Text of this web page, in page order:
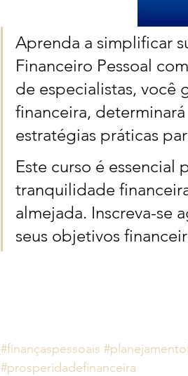
Aprenda a simplificar
Financeiro Pessoal
de especialistas, você
financeira,
estratégias práticas
Este curso é essencial
tranquilidade
almejada. Inscreva-se
seus objetivos
#finançaspessoais
#prosperidadefinanceira